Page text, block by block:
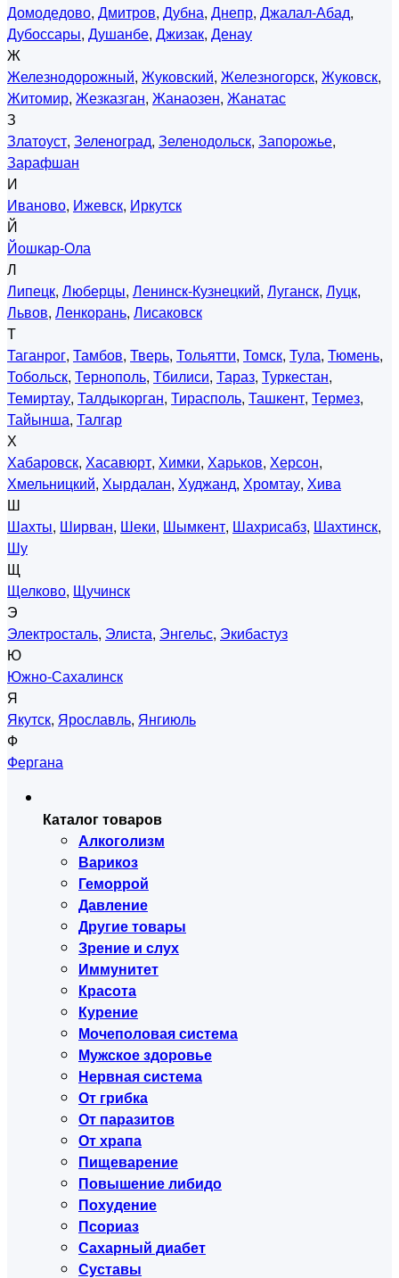
Домодедово, Дмитров, Дубна, Днепр, Джалал-Абад,
Дубоссары, Душанбе, Джизак, Денау
Ж
Железнодорожный, Жуковский, Железногорск, Жуковск,
Житомир, Жезказган, Жанаозен, Жанатас
З
Златоуст, Зеленоград, Зеленодольск, Запорожье,
Зарафшан
И
Иваново, Ижевск, Иркутск
Й
Йошкар-Ола
Л
Липецк, Люберцы, Ленинск-Кузнецкий, Луганск, Луцк,
Львов, Ленкорань, Лисаковск
Т
Таганрог, Тамбов, Тверь, Тольятти, Томск, Тула, Тюмень,
Тобольск, Тернополь, Тбилиси, Тараз, Туркестан,
Темиртау, Талдыкорган, Тирасполь, Ташкент, Термез,
Тайынша, Талгар
Х
Хабаровск, Хасавюрт, Химки, Харьков, Херсон,
Хмельницкий, Хырдалан, Худжанд, Хромтау, Хива
Ш
Шахты, Ширван, Шеки, Шымкент, Шахрисабз, Шахтинск,
Шу
Щ
Щелково, Щучинск
Э
Электросталь, Элиста, Энгельс, Экибастуз
Ю
Южно-Сахалинск
Я
Якутск, Ярославль, Янгиюль
Ф
Фергана
Каталог товаров
Алкоголизм
Варикоз
Геморрой
Давление
Другие товары
Зрение и слух
Иммунитет
Красота
Курение
Мочеполовая система
Мужское здоровье
Нервная система
От грибка
От паразитов
От храпа
Пищеварение
Повышение либидо
Похудение
Псориаз
Сахарный диабет
Суставы